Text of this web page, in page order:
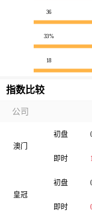
36
33%
18
指数比较
公司
澳门
初盘
即时
皇冠
初盘
即时